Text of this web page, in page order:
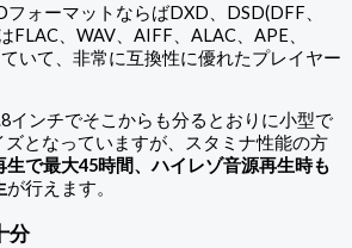
ォーマットならばDXD、DSD(DFF、
FLAC、WAV、AIFF、ALAC、APE、
いて、非常に互換性に優れたプレイヤー
インチでそこからも分るとおりに小型で
となっていますが、スタミナ性能の方
生で最大45時間、ハイレゾ音源再生時も
が行えます。
分